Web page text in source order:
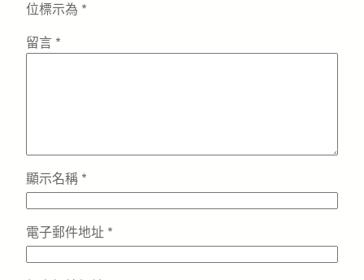
位標示為 *
留言 *
顯示名稱 *
電子郵件地址 *